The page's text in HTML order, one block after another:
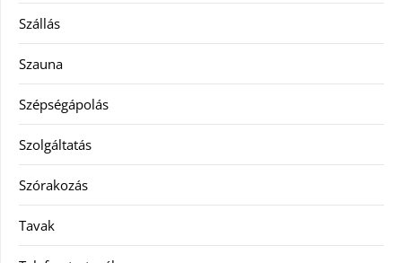
Szállás
Szauna
Szépségápolás
Szolgáltatás
Szórakozás
Tavak